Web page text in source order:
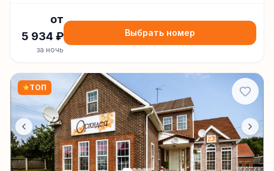
от
5 934 ₽
за ночь
Выбрать номер
★ТОП